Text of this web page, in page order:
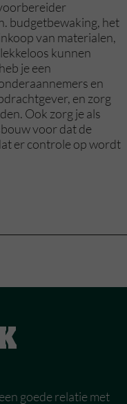
budgetbewaking, het
van materialen,
kunnen
je een
en
en zorg
Ook zorg je als
voor dat de
er controle op wordt
goede relatie met